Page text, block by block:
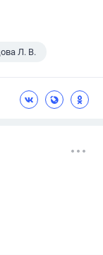
Л. В.